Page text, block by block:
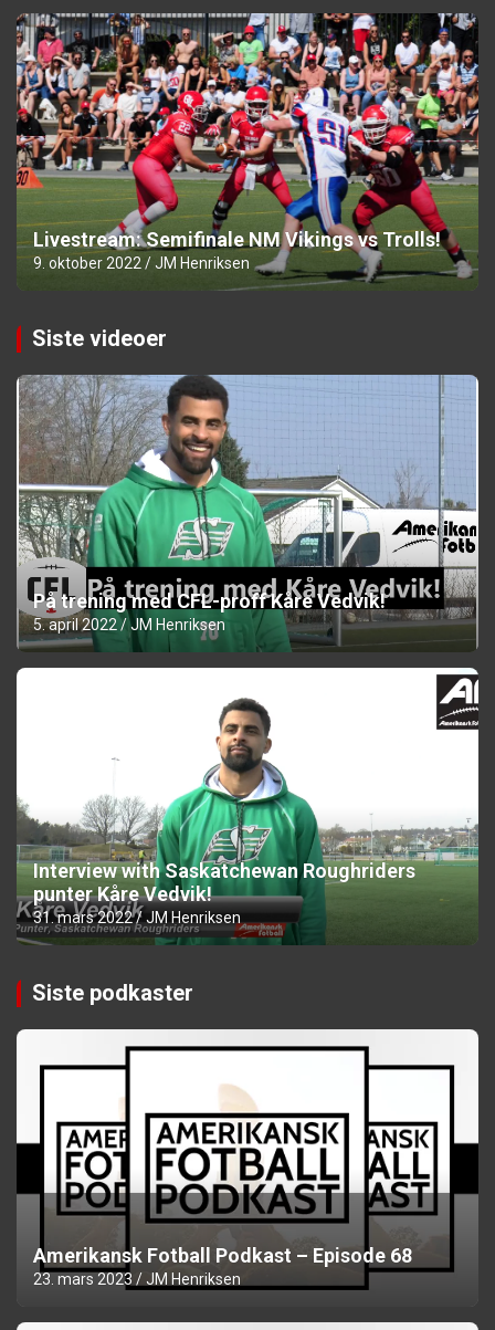
Livestream: Semifinale NM Vikings vs Trolls!
9. oktober 2022 JM Henriksen
Siste videoer
På trening med CFL-proff Kåre Vedvik!
5. april 2022 JM Henriksen
Interview with Saskatchewan Roughriders
punter Kåre Vedvik!
31. mars 2022 JM Henriksen
Siste podkaster
Amerikansk Fotball Podkast – Episode 68
23. mars 2023 JM Henriksen